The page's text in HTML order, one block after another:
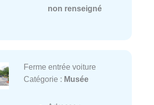
non renseigné
Ferme entrée voiture
Catégorie : Musée